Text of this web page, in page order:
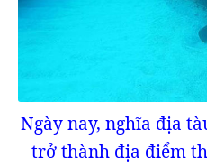
Ngày nay, nghĩa địa
trở thành địa điểm